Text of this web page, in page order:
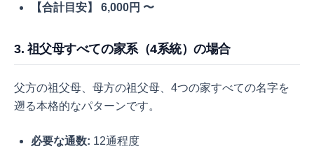
【合計目安】 6,000円 〜
3. 祖父母すべての家系（4系統）の場合
父方の祖父母、母方の祖父母、4つの家すべての名字を
遡る本格的なパターンです。
必要な通数: 12通程度